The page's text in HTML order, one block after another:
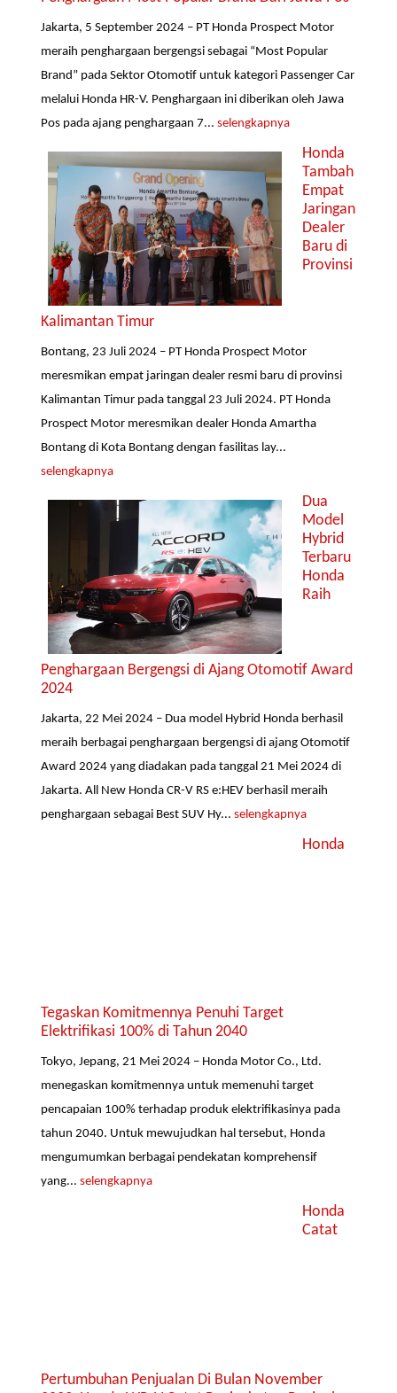
Jakarta, 5 September 2024 – PT Honda Prospect Motor
meraih penghargaan bergengsi sebagai “Most Popular
Brand” pada Sektor Otomotif untuk kategori Passenger Car
melalui Honda HR-V. Penghargaan ini diberikan oleh Jawa
Pos pada ajang penghargaan 7...selengkapnya
Honda
Tambah
Empat
Jaringan
Dealer
Baru di
Provinsi
Kalimantan Timur
Bontang, 23 Juli 2024 – PT Honda Prospect Motor
meresmikan empat jaringan dealer resmi baru di provinsi
Kalimantan Timur pada tanggal 23 Juli 2024. PT Honda
Prospect Motor meresmikan dealer Honda Amartha
Bontang di Kota Bontang dengan fasilitas lay...
selengkapnya
Dua
Model
Hybrid
Terbaru
Honda
Raih
Penghargaan Bergengsi di Ajang Otomotif Award
2024
Jakarta, 22 Mei 2024 – Dua model Hybrid Honda berhasil
meraih berbagai penghargaan bergengsi di ajang Otomotif
Award 2024 yang diadakan pada tanggal 21 Mei 2024 di
Jakarta. All New Honda CR-V RS e:HEV berhasil meraih
penghargaan sebagai Best SUV Hy...selengkapnya
Honda
Tegaskan Komitmennya Penuhi Target
Elektrifikasi 100% di Tahun 2040
Tokyo, Jepang, 21 Mei 2024 – Honda Motor Co., Ltd.
menegaskan komitmennya untuk memenuhi target
pencapaian 100% terhadap produk elektrifikasinya pada
tahun 2040. Untuk mewujudkan hal tersebut, Honda
mengumumkan berbagai pendekatan komprehensif
yang...selengkapnya
Honda
Catat
Pertumbuhan Penjualan Di Bulan November